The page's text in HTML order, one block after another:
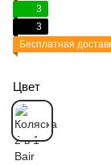
3
3
Бесплатная
Цвет